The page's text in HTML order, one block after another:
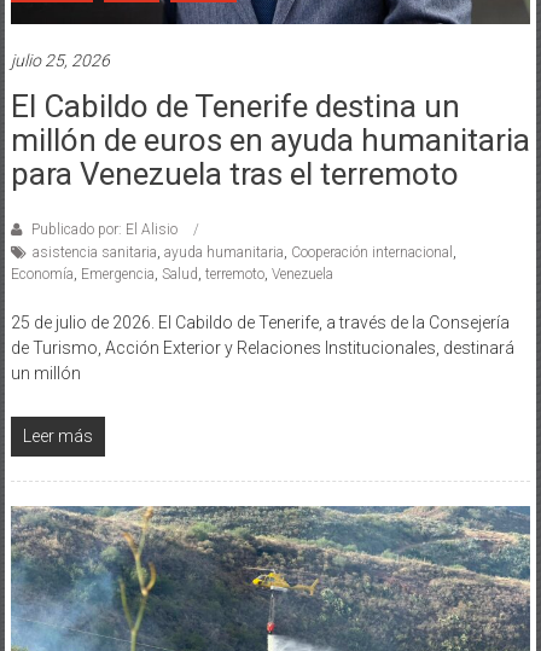
julio 25, 2026
El Cabildo de Tenerife destina un
millón de euros en ayuda humanitaria
para Venezuela tras el terremoto
Publicado por: El Alisio
asistencia sanitaria ayuda humanitaria Cooperación internacional
Economía Emergencia Salud terremoto, Venezuela
25 de julio de 2026. El Cabildo de Tenerife, a través de la Consejería
de Turismo, Acción Exterior y Relaciones Institucionales, destinará
un millón
Leer más